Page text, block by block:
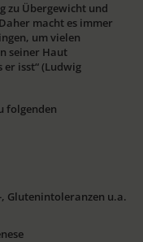
zu Übergewicht und
macht es immer
um vielen
seiner Haut
isst“ (Ludwig
folgenden
Glutenintoleranzen u.a.